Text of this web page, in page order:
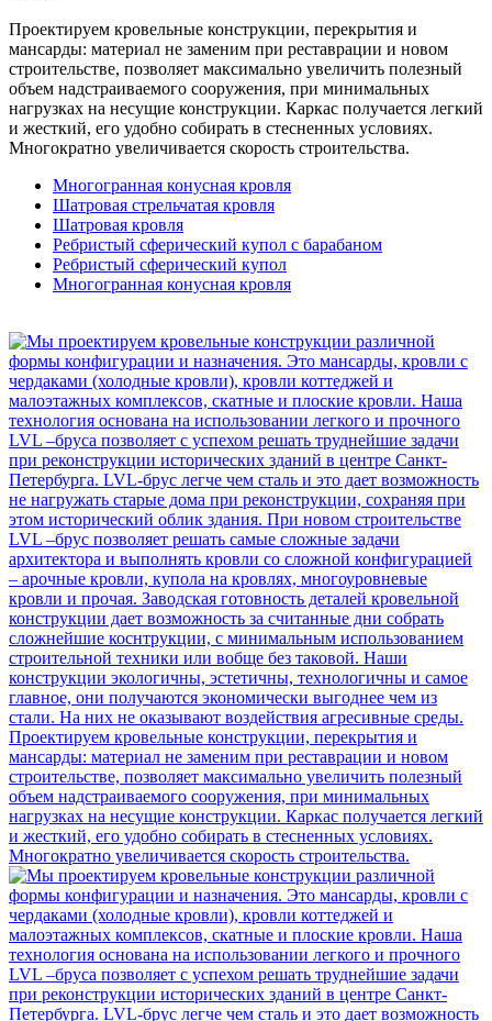
Проектируем кровельные конструкции, перекрытия и
мансарды: материал не заменим при реставрации и новом
строительстве, позволяет максимально увеличить полезный
объем надстраиваемого сооружения, при минимальных
нагрузках на несущие конструкции. Каркас получается легкий
и жесткий, его удобно собирать в стесненных условиях.
Многократно увеличивается скорость строительства.
Многогранная конусная кровля
Шатровая стрельчатая кровля
Шатровая кровля
Ребристый сферический купол с барабаном
Ребристый сферический купол
Многогранная конусная кровля